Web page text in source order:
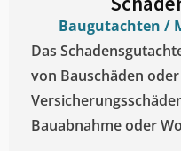
Baugutachten /
Das
von Bauschäden
Bauabnahme oder